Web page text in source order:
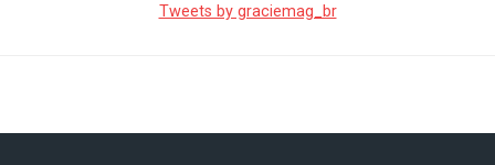
Tweets by graciemag_br